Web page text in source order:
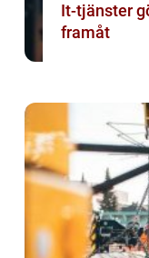
It-tjänster
framåt